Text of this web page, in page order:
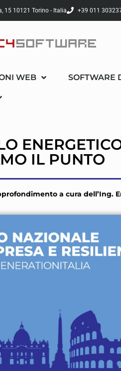
15 10121 Torino - Italia +39 011
WEB SOFTWARE
IL PUNTO
a cura dell’Ing.